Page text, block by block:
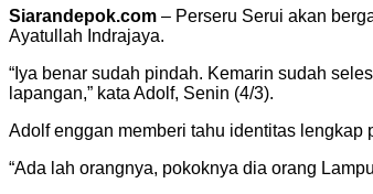
Siarandepok.com – Perseru Serui akan
Ayatullah Indrajaya.
“Iya benar sudah pindah. Kemarin sudah
lapangan,” kata Adolf, Senin (4/3).
Adolf enggan memberi tahu identitas lengkap
“Ada lah orangnya, pokoknya dia orang